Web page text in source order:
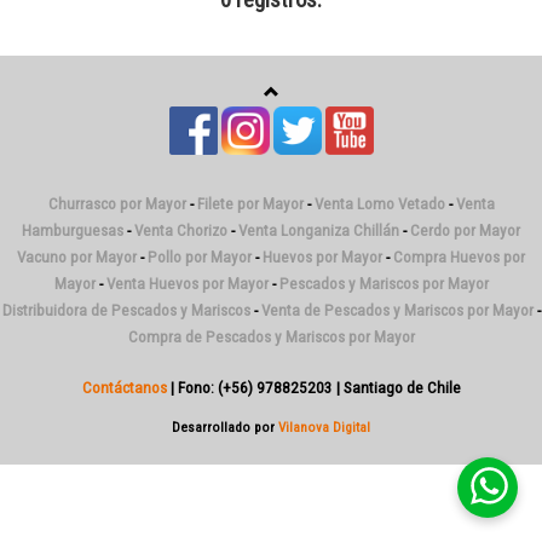
Churrasco por Mayor- Filete por Mayor-Venta Lomo Vetado-Venta
Hamburguesas -Venta Chorizo -Venta Longaniza Chillán - Cerdo por Mayor
Vacuno por Mayor - Pollo por Mayor - Huevos por Mayor - Compra Huevos por
Mayor-Venta Huevos por Mayor- Pescados y Mariscos por Mayor
Distribuidora de Pescados y Mariscos-Venta de Pescados y Mariscos por Mayor-
Compra de Pescados y Mariscos por Mayor
Contáctanos| Fono: (+56) 978825203 | Santiago de Chile
Desarrollado por Vilanova Digital